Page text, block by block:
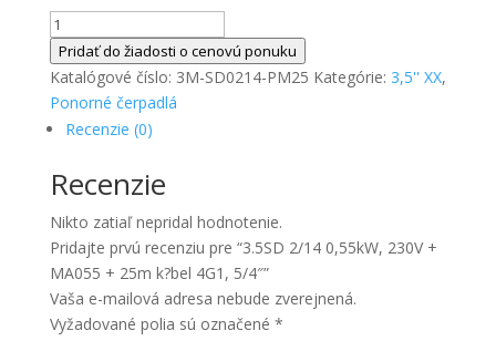
množstvo
3.5SD
2/14
0,55kW,
230V
MA055
+
25m
k?
bel
4G1,
5/4"
Pridať do žiadosti o cenovú ponuku
Katalógové číslo: 3M-SD0214-PM25 Kategórie: 3,5'' XX,
Ponorné čerpadlá
Recenzie (0)
Recenzie
Nikto zatiaľ nepridal hodnotenie.
Pridajte prvú recenziu pre “3.5SD 2/14 0,55kW, 230V +
MA055 + 25m k?bel 4G1, 5/4″”
Vaša e-mailová adresa nebude zverejnená.
Vyžadované polia sú označené *